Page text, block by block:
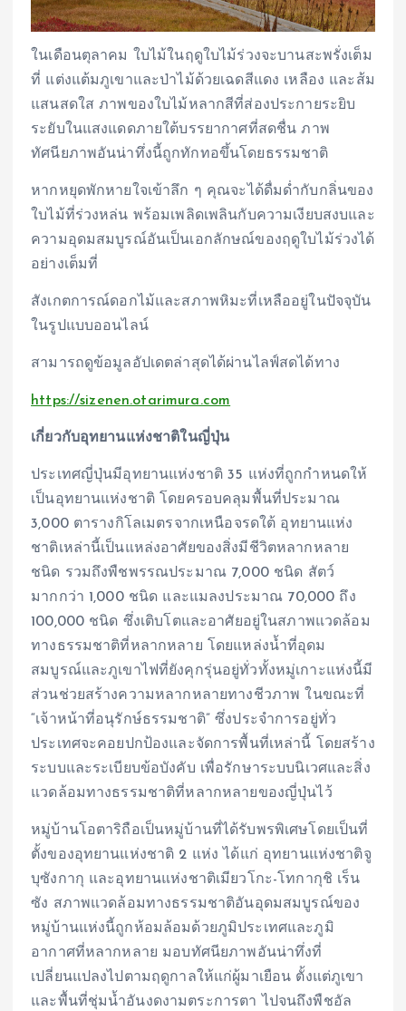
ในเดือนตุลาคม ใบไม้ในฤดูใบไม้ร่วงจะบานสะพรั่งเต็ม
ที่ แต่งแต้มภูเขาและป่าไม้ด้วยเฉดสีแดง เหลือง และส้ม
แสนสดใส ภาพของใบไม้หลากสีที่ส่องประกายระยิบ
ระยับในแสงแดดภายใต้บรรยากาศที่สดชื่น ภาพ
ทัศนียภาพอันน่าทึ่งนี้ถูกทักทอขึ้นโดยธรรมชาติ
หากหยุดพักหายใจเข้าลึก ๆ คุณจะได้ดื่มด่ำกับกลิ่นของ
ใบไม้ที่ร่วงหล่น พร้อมเพลิดเพลินกับความเงียบสงบและ
ความอุดมสมบูรณ์อันเป็นเอกลักษณ์ของฤดูใบไม้ร่วงได้
อย่างเต็มที่
สังเกตการณ์ดอกไม้และสภาพหิมะที่เหลืออยู่ในปัจจุบัน
ในรูปแบบออนไลน์
สามารถดูข้อมูลอัปเดตล่าสุดได้ผ่านไลฟ์สดได้ทาง
https://sizenen.otarimura.com
เกี่ยวกับอุทยานแห่งชาติในญี่ปุ่น
ประเทศญี่ปุ่นมีอุทยานแห่งชาติ 35 แห่งที่ถูกกำหนดให้
เป็นอุทยานแห่งชาติ โดยครอบคลุมพื้นที่ประมาณ
3,000 ตารางกิโลเมตรจากเหนือจรดใต้ อุทยานแห่ง
ชาติเหล่านี้เป็นแหล่งอาศัยของสิ่งมีชีวิตหลากหลาย
ชนิด รวมถึงพืชพรรณประมาณ 7,000 ชนิด สัตว์
มากกว่า 1,000 ชนิด และแมลงประมาณ 70,000 ถึง
100,000 ชนิด ซึ่งเติบโตและอาศัยอยู่ในสภาพแวดล้อม
ทางธรรมชาติที่หลากหลาย โดยแหล่งน้ำที่อุดม
สมบูรณ์และภูเขาไฟที่ยังคุกรุ่นอยู่ทั่วทั้งหมู่เกาะแห่งนี้มี
ส่วนช่วยสร้างความหลากหลายทางชีวภาพ ในขณะที่
“เจ้าหน้าที่อนุรักษ์ธรรมชาติ” ซึ่งประจำการอยู่ทั่ว
ประเทศจะคอยปกป้องและจัดการพื้นที่เหล่านี้ โดยสร้าง
ระบบและระเบียบข้อบังคับ เพื่อรักษาระบบนิเวศและสิ่ง
แวดล้อมทางธรรมชาติที่หลากหลายของญี่ปุ่นไว้
หมู่บ้านโอตาริถือเป็นหมู่บ้านที่ได้รับพรพิเศษโดยเป็นที่
ตั้งของอุทยานแห่งชาติ 2 แห่ง ได้แก่ อุทยานแห่งชาติจู
บุซังกากุ และอุทยานแห่งชาติเมียวโกะ-โทกากุชิ เร็น
ซัง สภาพแวดล้อมทางธรรมชาติอันอุดมสมบูรณ์ของ
หมู่บ้านแห่งนี้ถูกห้อมล้อมด้วยภูมิประเทศและภูมิ
อากาศที่หลากหลาย มอบทัศนียภาพอันน่าทึ่งที่
เปลี่ยนแปลงไปตามฤดูกาลให้แก่ผู้มาเยือน ตั้งแต่ภูเขา
และพื้นที่ชุ่มน้ำอันงดงามตระการตา ไปจนถึงพืชอัล